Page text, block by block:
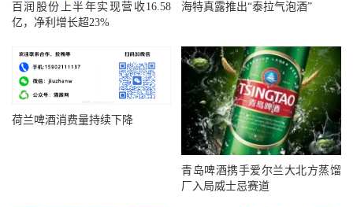
百润股份上半年实现营收16.58
亿，净利增长超23%
海特真露推出“泰拉气泡酒”
荷兰啤酒消费量持续下降
青岛啤酒携手爱尔兰大北方蒸馏
厂入局威士忌赛道